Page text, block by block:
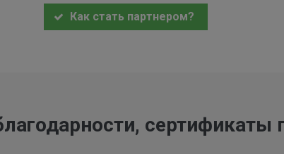
Как стать партнером?
сертификаты